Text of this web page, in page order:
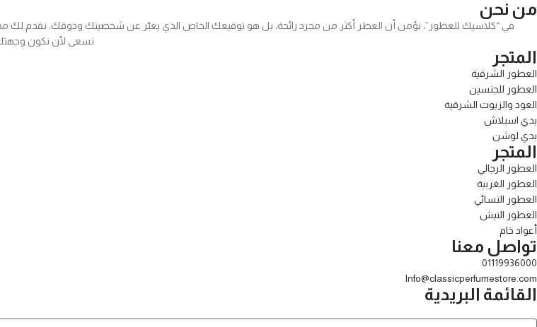
من نحن
في “كلاسيك للعطور”، نؤمن أن العطر أكثر من مجرد رائحة، بل هو توقيعك الخاص الذي يعبّر عن شخصيتك وذوقك. نقدم لك
نسعى لأن نكون وجهتك
المتجر
العطور الشرقية
العطور للجنسين
العود والزيوت الشرقية
بدي اسبلاش
بدي لوشن
المتجر
العطور الرجالي
العطور الغربية
العطور النسائي
العطور النيش
أعواد خام
تواصل معنا
01119936000
Info@classicperfumestore.com
القائمة البريدية